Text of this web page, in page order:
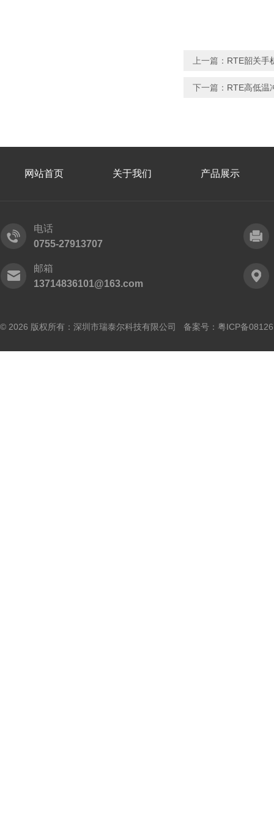
上一篇： RTE韶关手
下一篇： RTE高低温
网站首页 关于我们 产品展示
电话
0755-27913707
邮箱
13714836101@163.com
© 2026 版权所有：深圳市瑞泰尔科技有限公司 备案号： 粤ICP备